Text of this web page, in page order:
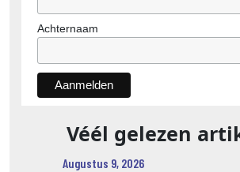
Achternaam
Véél gelezen
Augustus 9, 2026